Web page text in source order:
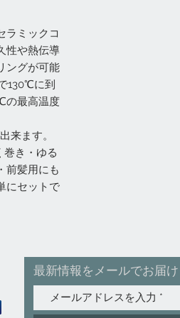
ラミックコ
性や熱伝導
ングが可能
130℃に到
の最高温度
来ます。
き・ゆる
前髪用にも
にセットで
最新情報をメールでお届